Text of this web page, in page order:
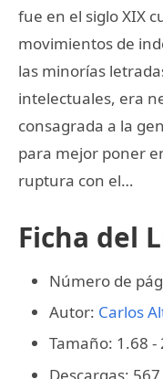
fue en el siglo XIX
movimientos de
las minorías
intelectuales, era
consagrada a la
para mejor poner
ruptura con el…
Ficha del
Número de
Autor: Carlos
Tamaño: 1.68 -
Descargas: 567